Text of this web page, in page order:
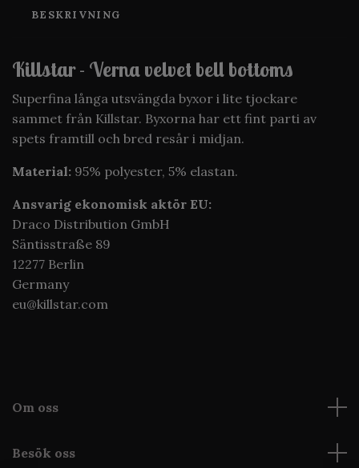
BESKRIVNING
Killstar - Verna velvet bell bottoms
Superfina långa utsvängda byxor i lite tjockare
sammet från Killstar. Byxorna har ett fint parti av
spets framtill och bred resår i midjan.
Material: 95% polyester, 5% elastan.
Ansvarig ekonomisk aktör EU:
Draco Distribution GmbH
Säntisstraße 89
12277 Berlin
Germany
eu@killstar.com
Om oss
Besök oss